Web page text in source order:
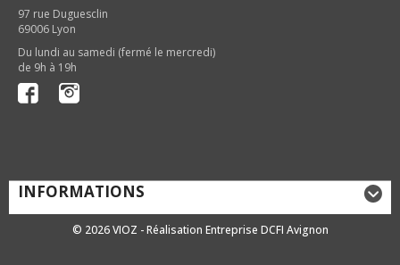
97 rue Duguesclin
69006 Lyon
Du lundi au samedi (fermé le mercredi)
de 9h à 19h
INFORMATIONS
© 2026 VIOZ - Réalisation Entreprise DCFI Avignon